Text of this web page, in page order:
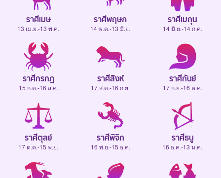
ราศีเมษ
13 เม.ย.-13 พ.ค.
ราศีพฤษภ
14 พ.ค.-13 มิ.ย.
ราศีเมถุน
14 มิ.ย.-14 ก.ค.
ราศีกรกฎ
15 ก.ค.-16 ส.ค.
ราศีสิงห์
17 ส.ค.-16 ก.ย.
ราศีกันย์
17 ก.ย.-16 ต.ค.
ราศีตุลย์
17 ต.ค.-15 พ.ย.
ราศีพิจิก
16 พ.ย.-15 ธ.ค.
ราศีธนู
16 ธ.ค.-13 ม.ค.